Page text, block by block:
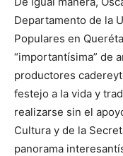
Departamento de la
Populares en
“importantísima” de
productores
festejo a la vida y
realizarse sin el
Cultura y de la
panorama